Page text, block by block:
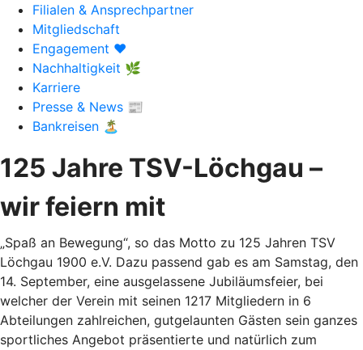
Filialen & Ansprechpartner
Mitgliedschaft
Engagement ❤️
Nachhaltigkeit 🌿
Karriere
Presse & News 📰
Bankreisen 🏝️
125 Jahre TSV-Löchgau –
wir feiern mit
„Spaß an Bewegung“, so das Motto zu 125 Jahren TSV
Löchgau 1900 e.V. Dazu passend gab es am Samstag, den
14. September, eine ausgelassene Jubiläumsfeier, bei
welcher der Verein mit seinen 1217 Mitgliedern in 6
Abteilungen zahlreichen, gutgelaunten Gästen sein ganzes
sportliches Angebot präsentierte und natürlich zum